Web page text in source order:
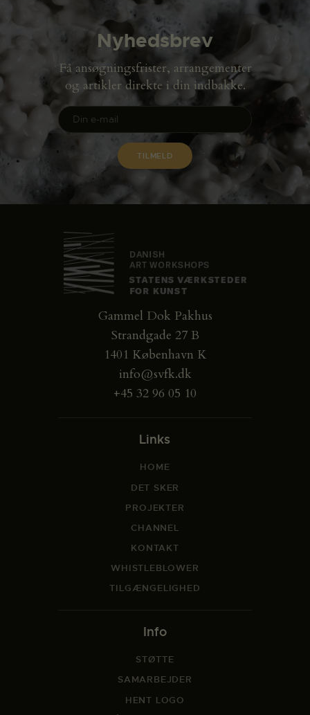
Nyhedsbrev
Få ansøgningsfrister, arrangementer
og artikler direkte i din indbakke.
Gammel Dok Pakhus
Strandgade 27 B
1401 København K
info@svfk.dk
+45 32 96 05 10
Links
HOME
DET SKER
PROJEKTER
CHANNEL
KONTAKT
WHISTLEBLOWER
TILGÆNGELIGHED
Info
STØTTE
SAMARBEJDER
HENT LOGO